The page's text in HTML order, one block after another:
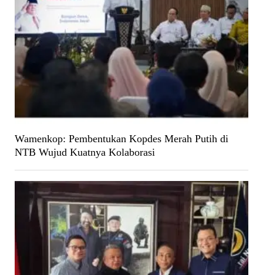
Wamenkop: Pembentukan Kopdes Merah Putih di
NTB Wujud Kuatnya Kolaborasi